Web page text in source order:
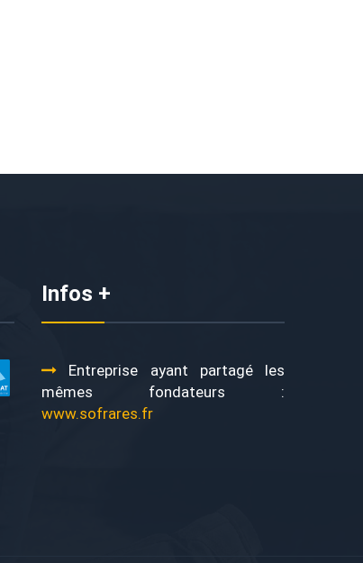
Infos +
Entreprise ayant partagé les
mêmes fondateurs :
www.sofrares.fr